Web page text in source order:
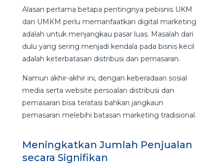
Alasan pertama betapa pentingnya pebisnis UKM
dan UMKM perlu memanfaatkan digital marketing
adalah untuk menjangkau pasar luas. Masalah dari
dulu yang sering menjadi kendala pada bisnis kecil
adalah keterbatasan distribusi dan pemasaran.
Namun akhir-akhir ini, dengan keberadaan sosial
media serta website persoalan distribusi dan
pemasaran bisa teratasi bahkan jangkaun
pemasaran melebihi batasan marketing tradisional.
Meningkatkan Jumlah Penjualan
secara Signifikan